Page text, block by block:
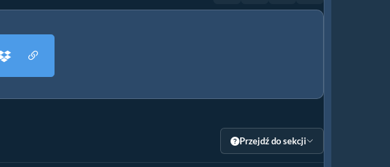
Przejdź do sekcji